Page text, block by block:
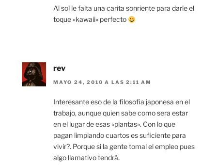
Al sol le falta una carita sonriente para darle el
toque «kawaii» perfecto
rev
MAYO 24, 2010 A LAS 2:11 AM
Interesante eso de la filosofia japonesa en el
trabajo, aunque quien sabe como sera estar
en el lugar de esas «plantas». Con lo que
pagan limpiando cuartos es suficiente para
vivir?. Porque si la gente tomal el empleo pues
algo llamativo tendrá.